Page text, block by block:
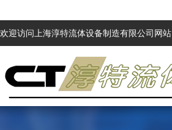
欢迎访问上海淳特流体设备制造有限公司网站